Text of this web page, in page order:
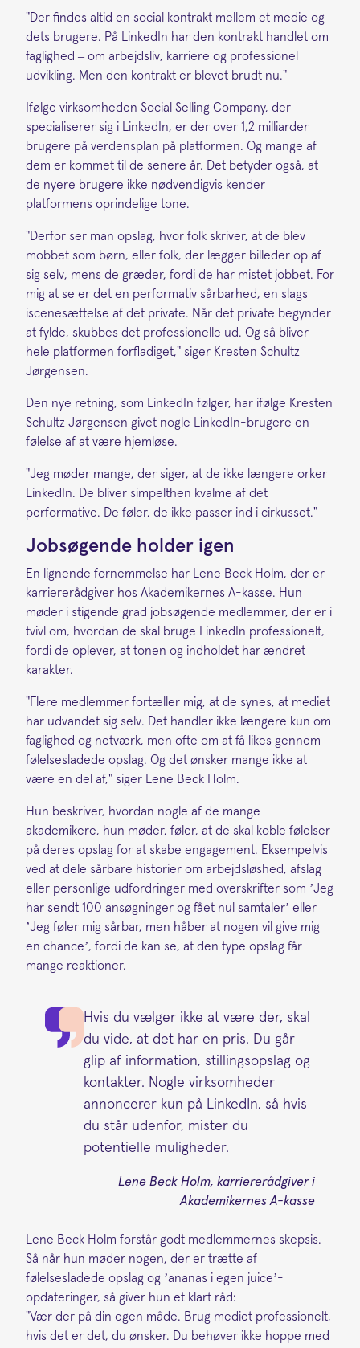
"Der findes altid en social kontrakt mellem et medie og
dets brugere. På LinkedIn har den kontrakt handlet om
faglighed – om arbejdsliv, karriere og professionel
udvikling. Men den kontrakt er blevet brudt nu."
Ifølge virksomheden Social Selling Company, der
specialiserer sig i LinkedIn, er der over 1,2 milliarder
brugere på verdensplan på platformen. Og mange af
dem er kommet til de senere år. Det betyder også, at
de nyere brugere ikke nødvendigvis kender
platformens oprindelige tone.
"Derfor ser man opslag, hvor folk skriver, at de blev
mobbet som børn, eller folk, der lægger billeder op af
sig selv, mens de græder, fordi de har mistet jobbet. For
mig at se er det en performativ sårbarhed, en slags
iscenesættelse af det private. Når det private begynder
at fylde, skubbes det professionelle ud. Og så bliver
hele platformen forfladiget," siger Kresten Schultz
Jørgensen.
Den nye retning, som LinkedIn følger, har ifølge Kresten
Schultz Jørgensen givet nogle LinkedIn-brugere en
følelse af at være hjemløse.
"Jeg møder mange, der siger, at de ikke længere orker
LinkedIn. De bliver simpelthen kvalme af det
performative. De føler, de ikke passer ind i cirkusset."
Jobsøgende holder igen
En lignende fornemmelse har Lene Beck Holm, der er
karriererådgiver hos Akademikernes A-kasse. Hun
møder i stigende grad jobsøgende medlemmer, der er i
tvivl om, hvordan de skal bruge LinkedIn professionelt,
fordi de oplever, at tonen og indholdet har ændret
karakter.
"Flere medlemmer fortæller mig, at de synes, at mediet
har udvandet sig selv. Det handler ikke længere kun om
faglighed og netværk, men ofte om at få likes gennem
følelsesladede opslag. Og det ønsker mange ikke at
være en del af," siger Lene Beck Holm.
Hun beskriver, hvordan nogle af de mange
akademikere, hun møder, føler, at de skal koble følelser
på deres opslag for at skabe engagement. Eksempelvis
ved at dele sårbare historier om arbejdsløshed, afslag
eller personlige udfordringer med overskrifter som ’Jeg
har sendt 100 ansøgninger og fået nul samtaler’ eller
’Jeg føler mig sårbar, men håber at nogen vil give mig
en chance’, fordi de kan se, at den type opslag får
mange reaktioner.
Hvis du vælger ikke at være der, skal
du vide, at det har en pris. Du går
glip af information, stillingsopslag og
kontakter. Nogle virksomheder
annoncerer kun på LinkedIn, så hvis
du står udenfor, mister du
potentielle muligheder.
Lene Beck Holm, karriererådgiver i
Akademikernes A-kasse
Lene Beck Holm forstår godt medlemmernes skepsis.
Så når hun møder nogen, der er trætte af
følelsesladede opslag og ’ananas i egen juice’-
opdateringer, så giver hun et klart råd:
"Vær der på din egen måde. Brug mediet professionelt,
hvis det er det, du ønsker. Du behøver ikke hoppe med